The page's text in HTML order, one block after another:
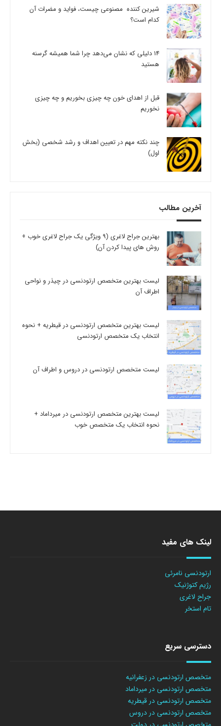
شیرین کننده مصنوعی چیست، فواید و مضرات آن
کدام است؟
14 دلیلی که نشان می‌دهد چرا شما همیشه گرسنه
هستید
قبل از اهدای خون چه چیزی بخوریم و چه چیزی
نخوریم
چند نکته مهم در تعیین اهداف و رشد شخصی (بخش
اول)
آخرین مطالب
بهترین جراح لاغری (9 ویژگی یک جراح لاغری خوب +
روش های پیدا کردن آن)
لیست بهترین متخصص ارتودنسی در چیذر و نواحی
اطراف آن
لیست بهترین متخصص ارتودنسی در قیطریه + نحوه
انتخاب یک متخصص ارتودنسی
لیست متخصص ارتودنسی در دروس و اطراف آن
لیست بهترین متخصص ارتودنسی در میرداماد +
نحوه انتخاب یک متخصص خوب
لینک های مفید
ارتودنسی نامرئی
رژیم کتوژنیک
جراح لاغری
تام استخر
دسترسی سریع
متخصص ارتودنسی در زعفرانیه
متخصص ارتودنسی در میرداماد
متخصص ارتودنسی در قیطریه
متخصص ارتودنسی در دروس